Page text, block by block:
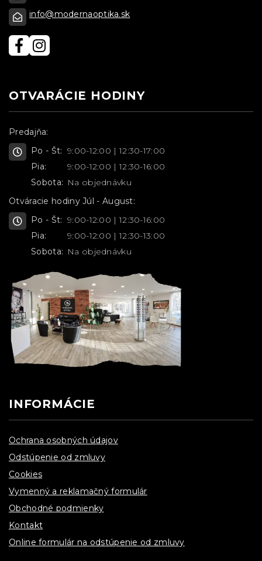
info@modernaoptika.sk
OTVARÁCIE HODINY
Predajňa:
Po - Št: 9:00-12:00 | 12:30-17:00
Pia:
9:00-12:00 | 12:30-16:00
Sobota: Na objednávku
Otváracie hodiny Júl - August:
Po - Št: 9:00-12:00 | 12:30-16:00
Pia:
9:00-12:00 | 12:30-13:00
Sobota: Na objednávku
INFORMÁCIE
Ochrana osobných údajov
Odstúpenie od zmluvy
Cookies
Vymenný a reklamačný formulár
Obchodné podmienky
Kontakt
Online formulár na odstúpenie od zmluvy